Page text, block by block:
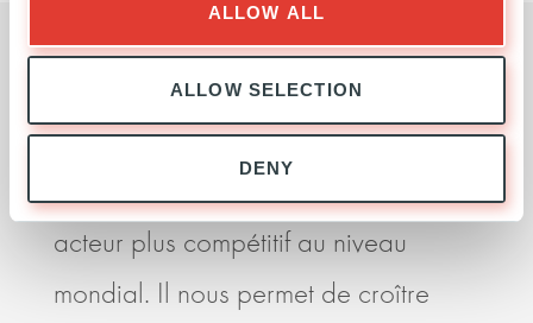
ALLOW ALL
ALLOW SELECTION
DENY
« Notre partenariat avec Ardian est
acteur plus compétitif au niveau
mondial. Il nous permet de croître